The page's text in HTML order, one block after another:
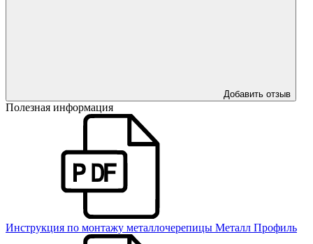
Добавить отзыв
Полезная информация
Инструкция по монтажу металлочерепицы Металл Профиль